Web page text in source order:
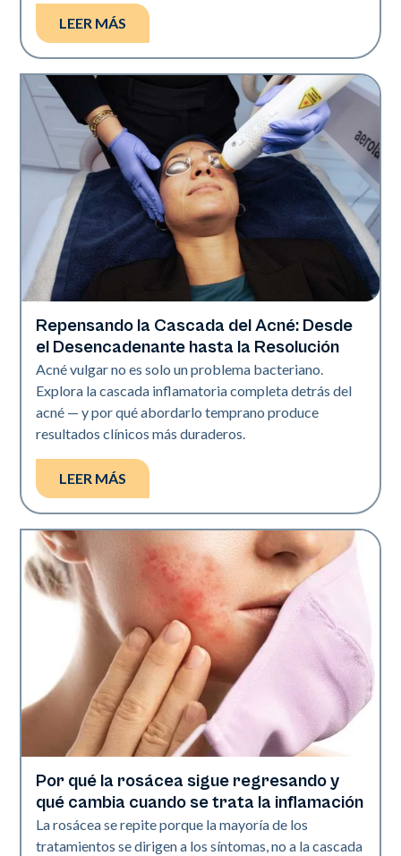
LEER MÁS
Salud de la piel
Repensando la Cascada del Acné: Desde
el Desencadenante hasta la Resolución
Acné vulgar no es solo un problema bacteriano.
Explora la cascada inflamatoria completa detrás del
acné — y por qué abordarlo temprano produce
resultados clínicos más duraderos.
LEER MÁS
Salud de la piel
Por qué la rosácea sigue regresando y
qué cambia cuando se trata la inflamación
La rosácea se repite porque la mayoría de los
tratamientos se dirigen a los síntomas, no a la cascada